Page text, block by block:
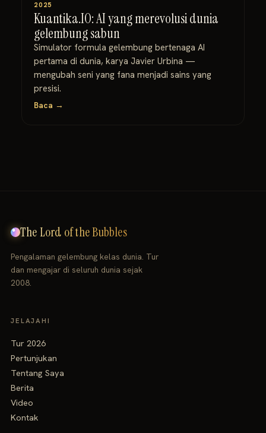
2025
Kuantika.IO: AI yang merevolusi dunia
gelembung sabun
Simulator formula gelembung bertenaga AI
pertama di dunia, karya Javier Urbina —
mengubah seni yang fana menjadi sains yang
presisi.
Baca →
The Lord of the Bubbles
Pengalaman gelembung kelas dunia. Tur
dan mengajar di seluruh dunia sejak
2008.
JELAJAHI
Tur 2026
Pertunjukan
Tentang Saya
Berita
Video
Kontak